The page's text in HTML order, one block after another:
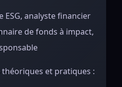
ESG, analyste financier
de fonds à impact,
et pratiques :